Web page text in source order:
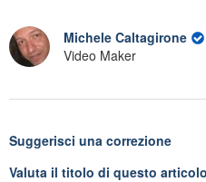
Michele Caltagirone
Video Maker
Suggerisci una correzione
Valuta il titolo di questo articolo